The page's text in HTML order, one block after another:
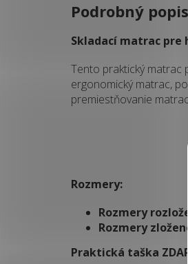
Podrobný popis
Skladací matrac pre
Tento praktický matrac
ergonomický matrac,
premiestňovanie
Rozmery:
Rozmery
Rozmery
Praktická taška